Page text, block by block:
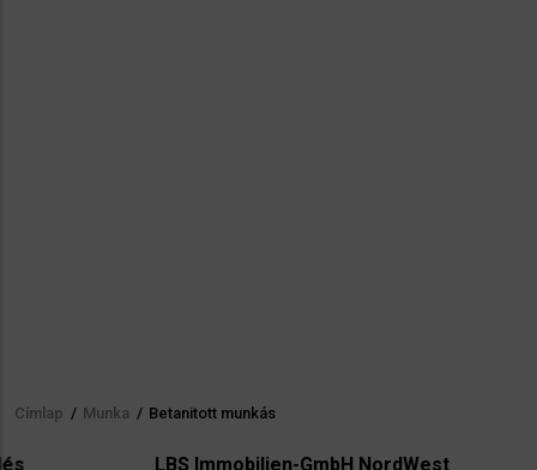
Morzsa
Címlap / Munka / Betanitott munkás
LBS Immobilien-GmbH NordWest